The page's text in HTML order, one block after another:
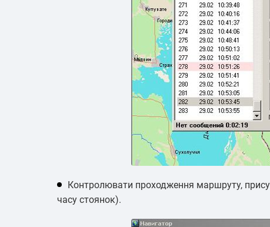
Контролювати проходження маршруту,
часу стоянок).